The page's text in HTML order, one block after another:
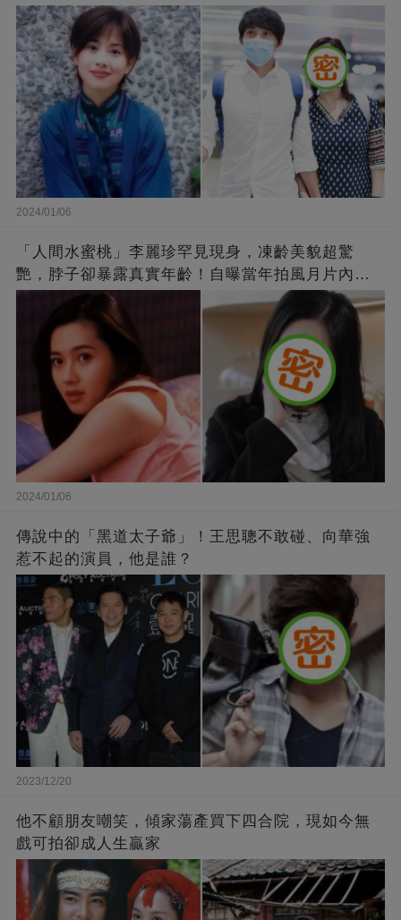
2024/01/06
「人間水蜜桃」李麗珍罕見現身，凍齡美貌超驚
艷，脖子卻暴露真實年齡！自曝當年拍風月片內
幕，竟是因為「玉女當久了」？
2024/01/06
傳說中的「黑道太子爺」！王思聰不敢碰、向華強
惹不起的演員，他是誰？
2023/12/20
他不顧朋友嘲笑，傾家蕩產買下四合院，現如今無
戲可拍卻成人生贏家